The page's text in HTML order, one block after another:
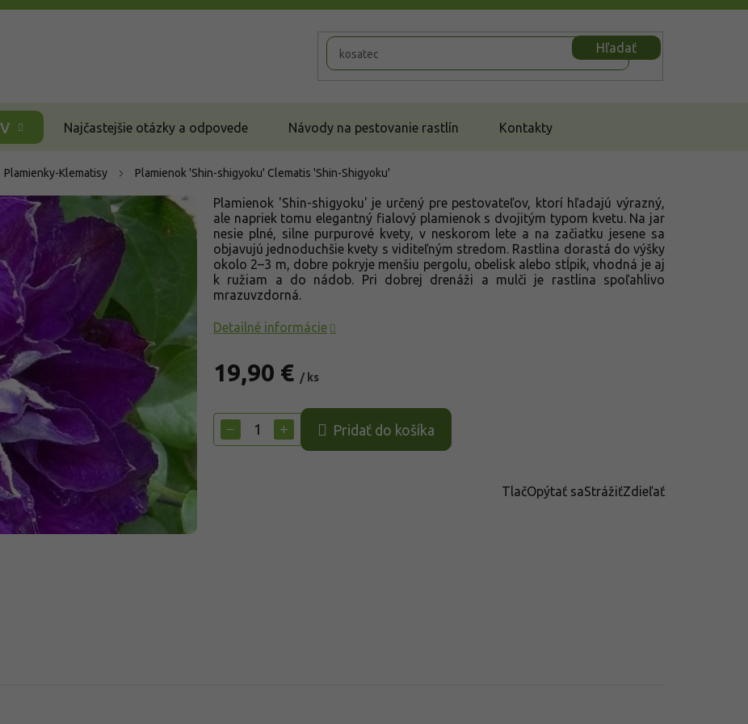
Hľadať
Najčastejšie otázky a odpovede Návody na pestovanie rastlín Kontakty
Plamienky-Klematisy Plamienok 'Shin-shigyoku' Clematis 'Shin-Shigyoku'
19,90 € / ks
cena:
+
− Pridať do košíka
Plamienok 'Shin-shigyoku' je určený pre pestovateľov, ktorí hľadajú výrazný,
ale napriek tomu elegantný fialový plamienok s dvojitým typom kvetu. Na jar
nesie plné, silne purpurové kvety, v neskorom lete a na začiatku jesene sa
objavujú jednoduchšie kvety s viditeľným stredom. Rastlina dorastá do výšky
okolo 2–3 m, dobre pokryje menšiu pergolu, obelisk alebo stĺpik, vhodná je aj
k ružiam a do nádob. Pri dobrej drenáži a mulči je rastlina spoľahlivo
mrazuvzdorná.
Detailné informácie
TlačOpýtať saStrážiťZdieľať